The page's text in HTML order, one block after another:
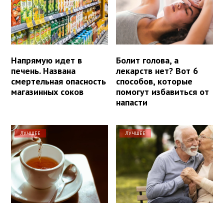
Напрямую идет в
печень. Названа
смертельная опасность
магазинных соков
Болит голова, а
лекарств нет? Вот 6
способов, которые
помогут избавиться от
напасти
ЛУЧШЕЕ ЛУЧШЕЕ